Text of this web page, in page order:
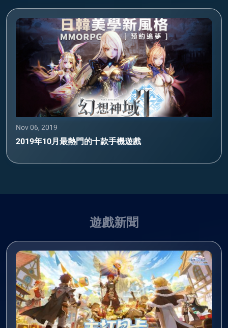
Nov 06, 2019
2019年10月最熱門的十款手機遊戲
遊戲新聞